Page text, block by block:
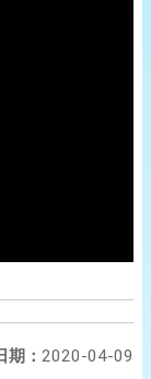
期： 2020-04-09